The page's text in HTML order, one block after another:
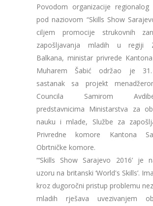
Povodom organizacije regionalog
pod naziovom “Skills Show
ciljem promocije strukovnih
zapošljavanja mladih u regiji
Balkana, ministar privrede
Muharem Šabić održao je
sastanak sa projekt
Councila Samirom
predstavnicima Ministarstva za
nauku i mlade, Službe za
Privredne komore Kantona
Obrtničke komore.
“‘Skills Show Sarajevo 2016’ je
uzoru na britanski ‘World's Skills’.
kroz dugoročni pristup problemu
mladih rješava uvezivanjem